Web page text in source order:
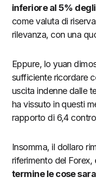
inferiore al 5%
come valuta di
rilevanza, con una
Eppure, lo yuan
sufficiente ricordare
uscita indenne dalle
ha vissuto in questi
rapporto di 6,4
Insomma, il dollaro
riferimento del Forex,
termine le cose